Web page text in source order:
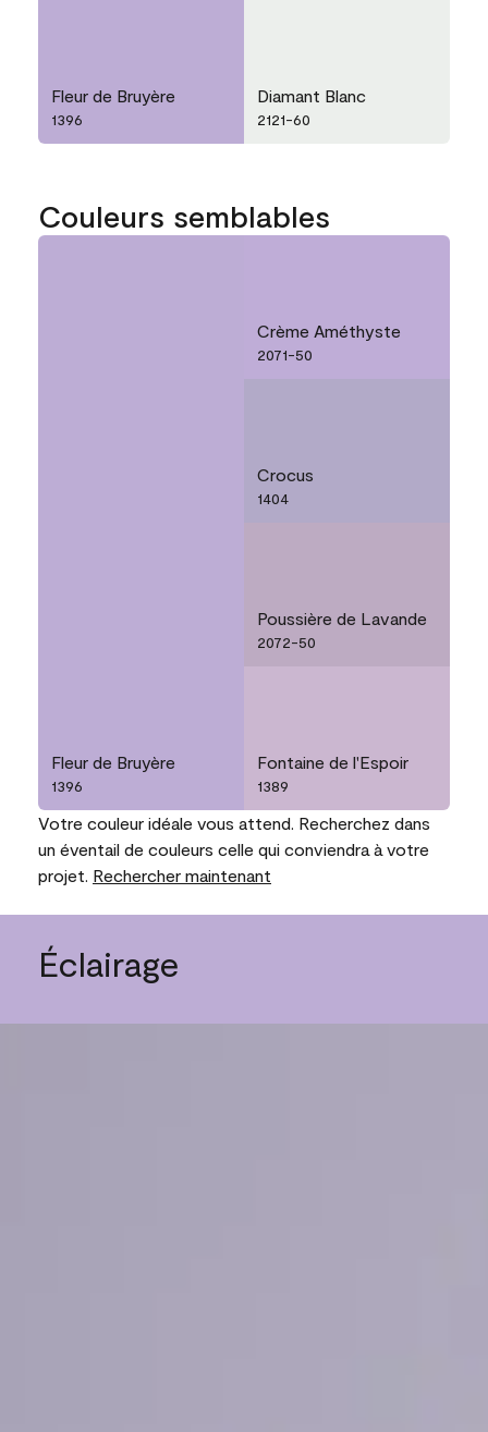
Fleur de Bruyère
1396
Diamant Blanc
2121-60
Couleurs semblables
Fleur de Bruyère
1396
Crème Améthyste
2071-50
Crocus
1404
Poussière de Lavande
2072-50
Fontaine de l'Espoir
1389
Votre couleur idéale vous attend. Recherchez dans
un éventail de couleurs celle qui conviendra à votre
projet. Rechercher maintenant
Éclairage